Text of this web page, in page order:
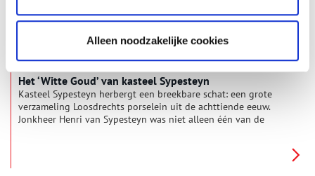
Alleen noodzakelijke cookies
Het ‘Witte Goud’ van kasteel Sypesteyn
Kasteel Sypesteyn herbergt een breekbare schat: een grote
verzameling Loosdrechts porselein uit de achttiende eeuw.
Jonkheer Henri van Sypesteyn was niet alleen één van de